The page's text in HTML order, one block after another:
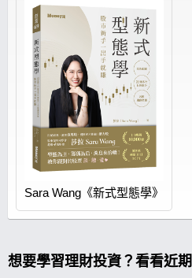
Sara Wang《新式型態學》
想要學習理財投資？看看近